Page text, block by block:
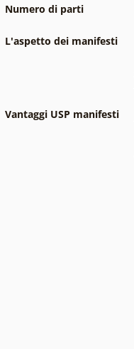
Numero di parti
L'aspetto dei manifesti
Vantaggi USP manifesti